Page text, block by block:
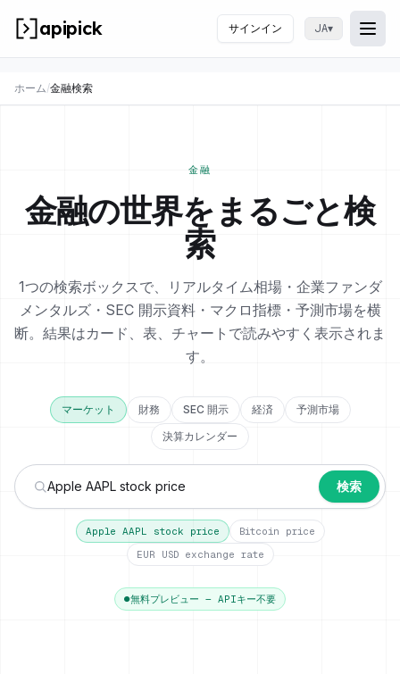
apipick サインイン JA▾
メニ
ホーム/金融検索
金融
金融の世界をまるごと検
索
1つの検索ボックスで、リアルタイム相場・企業ファンダ
メンタルズ・SEC 開示資料・マクロ指標・予測市場を横
断。結果はカード、表、チャートで読みやすく表示されま
す。
マーケット 財務 SEC 開示 経済
予測市場
決算カレンダー
検索
Apple AAPL stock price Bitcoin price
EUR USD exchange rate
●無料プレビュー — APIキー不要